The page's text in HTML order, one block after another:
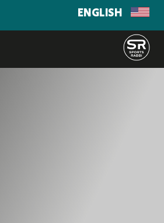
ENGLISH